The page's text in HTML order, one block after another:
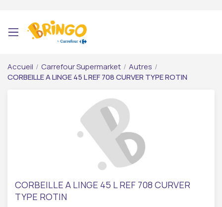
Accueil / Carrefour Supermarket / Autres /
CORBEILLE A LINGE 45 L REF 708 CURVER TYPE ROTIN
CORBEILLE A LINGE 45 L REF 708 CURVER
TYPE ROTIN